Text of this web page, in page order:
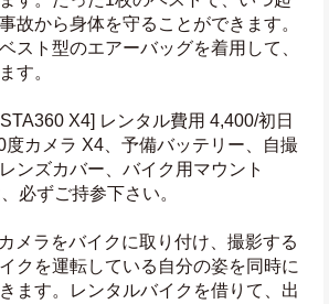
故から身体を守ることができます。
スト型のエアーバッグを着用して、
す。
X4] レンタル費用 4,400/初日
度カメラ X4、予備バッテリー、自撮
ンズカバー、バイク用マウント
必ずご持参下さい。
メラをバイクに取り付け、撮影する
クを運転している自分の姿を同時に
ます。レンタルバイクを借りて、出